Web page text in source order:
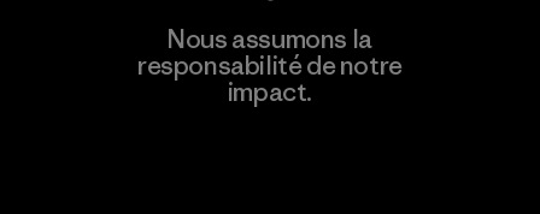
plusNous assumons la
responsabilité de notre
impact.